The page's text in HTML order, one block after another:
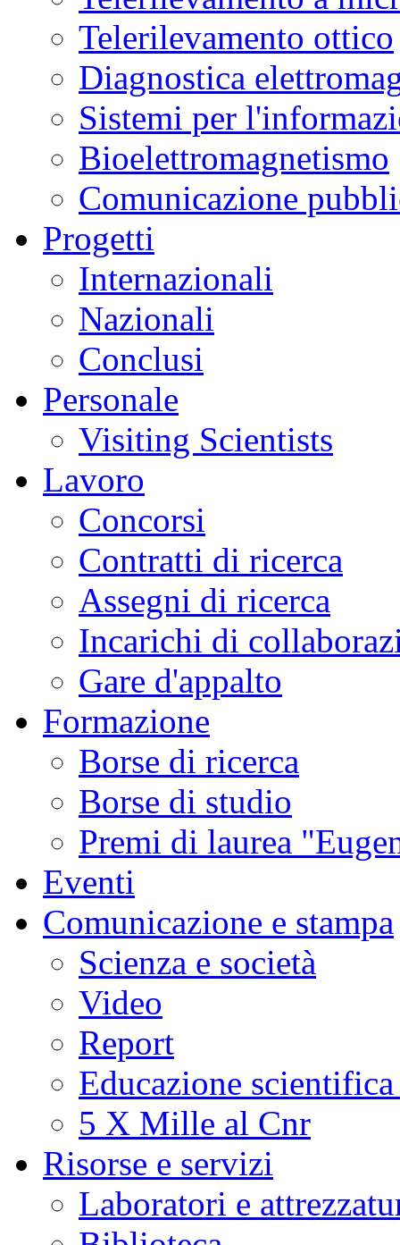
Telerilevamento ottico
Diagnostica
Sistemi per
Bioelettromagnetismo
Comunicazione
Progetti
Internazionali
Nazionali
Conclusi
Personale
Visiting Scientists
Lavoro
Concorsi
Contratti di ricerca
Assegni di ricerca
Incarichi di
Gare d'appalto
Formazione
Borse di ricerca
Borse di studio
Premi di laurea
Eventi
Comunicazione e stampa
Scienza e società
Video
Report
Educazione
5 X Mille al Cnr
Risorse e servizi
Laboratori e